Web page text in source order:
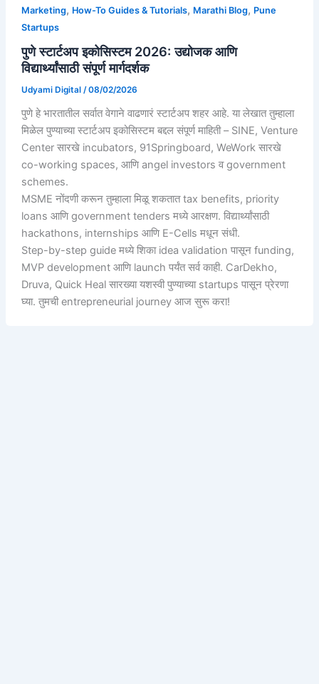
Marketing, How-To Guides & Tutorials, Marathi Blog, Pune
Startups
पुणे स्टार्टअप इकोसिस्टम 2026: उद्योजक आणि
विद्यार्थ्यांसाठी संपूर्ण मार्गदर्शक
Udyami Digital /08/02/2026
पुणे हे भारतातील सर्वात वेगाने वाढणारं स्टार्टअप शहर आहे. या लेखात तुम्हाला
मिळेल पुण्याच्या स्टार्टअप इकोसिस्टम बद्दल संपूर्ण माहिती – SINE, Venture
Center सारखे incubators, 91Springboard, WeWork सारखे
co-working spaces, आणि angel investors व government
schemes.
MSME नोंदणी करून तुम्हाला मिळू शकतात tax benefits, priority
loans आणि government tenders मध्ये आरक्षण. विद्यार्थ्यांसाठी
hackathons, internships आणि E-Cells मधून संधी.
Step-by-step guide मध्ये शिका idea validation पासून funding,
MVP development आणि launch पर्यंत सर्व काही. CarDekho,
Druva, Quick Heal सारख्या यशस्वी पुण्याच्या startups पासून प्रेरणा
घ्या. तुमची entrepreneurial journey आज सुरू करा!